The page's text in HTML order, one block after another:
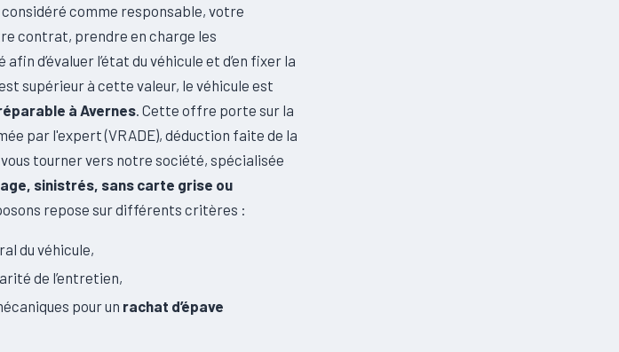
comme responsable, votre
contrat, prendre en charge les
d’évaluer l’état du véhicule et d’en fixer la
supérieur à cette valeur, le véhicule est
à Avernes . Cette offre porte sur la
par l'expert (VRADE), déduction faite de la
tourner vers notre société, spécialisée
sinistrés, sans carte grise ou
repose sur différents critères :
du véhicule,
de l’entretien,
pour un rachat d’épave